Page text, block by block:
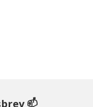
📫